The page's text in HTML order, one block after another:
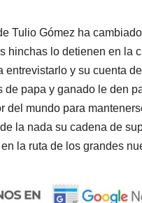
Tulio Gómez ha
hinchas lo detienen en la
entrevistarlo y su cuenta
de papa y ganado le den
del mundo para
la nada su cadena de
la ruta de los grandes